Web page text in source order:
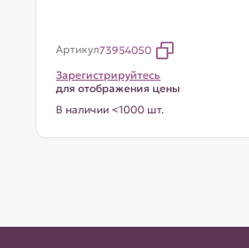
Артикул73954050
Зарегистрируйтесь
для отображения цены
В наличии <1000 шт.